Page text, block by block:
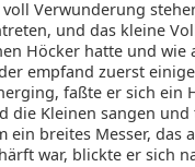
Verwunderung
und das kleine
Höcker hatte und wie
empfand zuerst
faßte er sich ein
die Kleinen sangen und
breites Messer, das
war, blickte er sich